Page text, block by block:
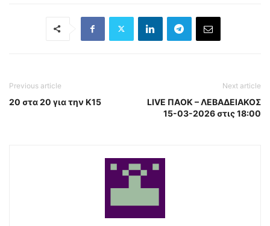
Previous article
20 στα 20 για την Κ15
Next article
LIVE ΠΑΟΚ – ΛΕΒΑΔΕΙΑΚΟΣ
15-03-2026 στις 18:00